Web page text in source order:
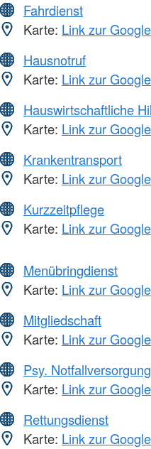
Fahrdienst
Karte: Link zur
Hausnotruf
Karte: Link zur
Hauswirtschaftliche
Karte: Link zur
Krankentransport
Karte: Link zur
Kurzzeitpflege
Karte: Link zur
Menübringdienst
Karte: Link zur
Mitgliedschaft
Karte: Link zur
Psy.
Karte: Link zur
Rettungsdienst
Karte: Link zur